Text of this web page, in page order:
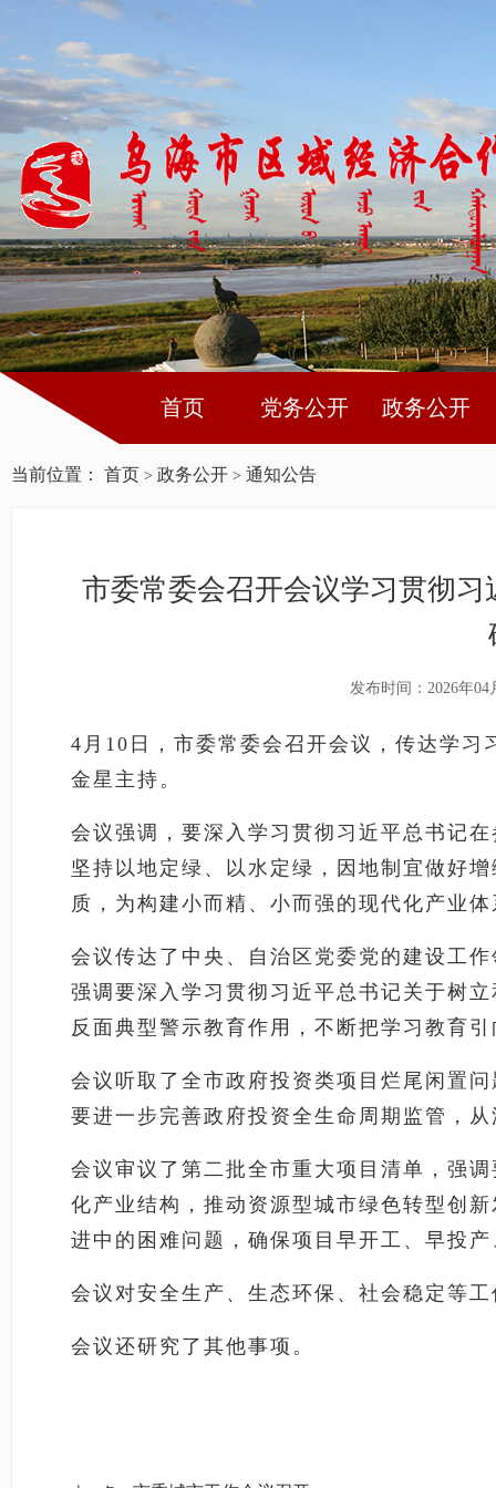
首页 党务公开 政务公开
当前位置： 首页 > 政务公开 > 通知公告
市委常委会召开会议学习贯彻
发布时间：2026年04
4 月 10 日，市委常委会召开会议，传达学
金星主持。
会议强调，要深入学习贯彻习近平总书记
坚持以地定绿、以水定绿，因地制宜做好
质，为构建小而精 、 小而强的现代化产业
会议传达了中央、自治区党委党的建设工
强调要深入学习贯彻习近平总书记关于树
反面典型警示教育作用， 不断把学习教育
会议 听取了全市政府投资类项目烂尾闲置
要进一步完善政府投资全生命周期监管，
会议审议了第二批全市重大项目清单，强
化产业结构 ，推动资源型城市绿色转型创
进中的困难问题，确保项目早开工、早投
会议对安全生产、生态环保、社会稳定等
会议还研究了其他事项。